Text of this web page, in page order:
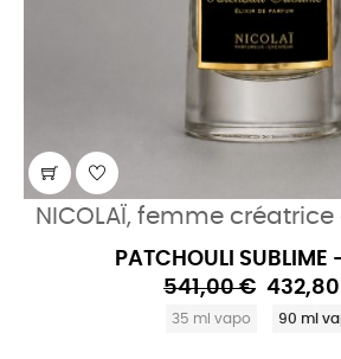
NICOLAÏ, femme
PATCHOULI SUBLIME
541,00 €
35 ml vapo 90 ml